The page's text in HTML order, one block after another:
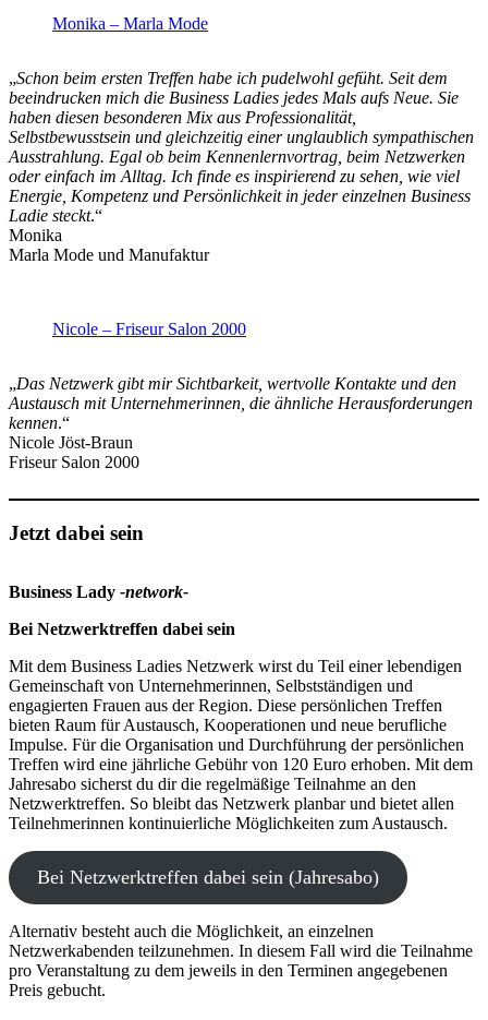
Monika – Marla Mode
„Schon beim ersten Treffen habe ich pudelwohl gefüht. Seit dem
beeindrucken mich die Business Ladies jedes Mals aufs Neue. Sie
haben diesen besonderen Mix aus Professionalität,
Selbstbewusstsein und gleichzeitig einer unglaublich sympathischen
Ausstrahlung. Egal ob beim Kennenlernvortrag, beim Netzwerken
oder einfach im Alltag. Ich finde es inspirierend zu sehen, wie viel
Energie, Kompetenz und Persönlichkeit in jeder einzelnen Business
Ladie steckt.“
Monika
Marla Mode und Manufaktur
Nicole – Friseur Salon 2000
„Das Netzwerk gibt mir Sichtbarkeit, wertvolle Kontakte und den
Austausch mit Unternehmerinnen, die ähnliche Herausforderungen
kennen.“
Nicole Jöst-Braun
Friseur Salon 2000
Jetzt dabei sein
Business Lady -network-
Bei Netzwerktreffen dabei sein
Mit dem Business Ladies Netzwerk wirst du Teil einer lebendigen
Gemeinschaft von Unternehmerinnen, Selbstständigen und
engagierten Frauen aus der Region. Diese persönlichen Treffen
bieten Raum für Austausch, Kooperationen und neue berufliche
Impulse. Für die Organisation und Durchführung der persönlichen
Treffen wird eine jährliche Gebühr von 120 Euro erhoben. Mit dem
Jahresabo sicherst du dir die regelmäßige Teilnahme an den
Netzwerktreffen. So bleibt das Netzwerk planbar und bietet allen
Teilnehmerinnen kontinuierliche Möglichkeiten zum Austausch.
Bei Netzwerktreffen dabei sein (Jahresabo)
Alternativ besteht auch die Möglichkeit, an einzelnen
Netzwerkabenden teilzunehmen. In diesem Fall wird die Teilnahme
pro Veranstaltung zu dem jeweils in den Terminen angegebenen
Preis gebucht.